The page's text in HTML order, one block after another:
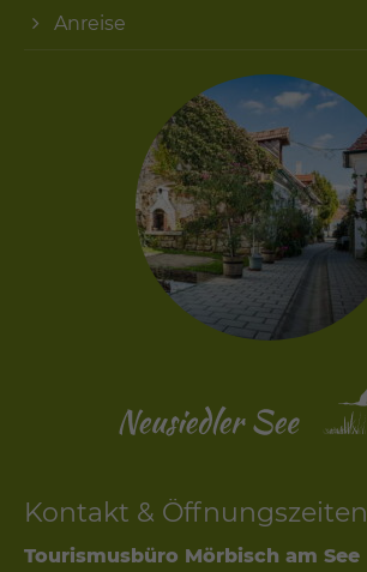
Anreise
Kontakt & Öffnungszeiten
Tourismusbüro Mörbisch am See